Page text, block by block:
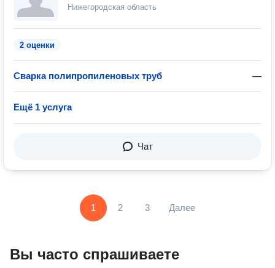
Нижегородская область
2 оценки
Сварка полипропиленовых труб —
Ещё 1 услуга
Чат
1 2 3 Далее
Вы часто спрашиваете